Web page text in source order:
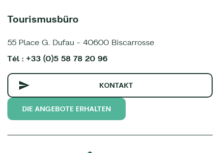
Tourismusbüro
55 Place G. Dufau - 40600 Biscarrosse
Tél : +33 (0)5 58 78 20 96
KONTAKT
DIE ANGEBOTE ERHALTEN